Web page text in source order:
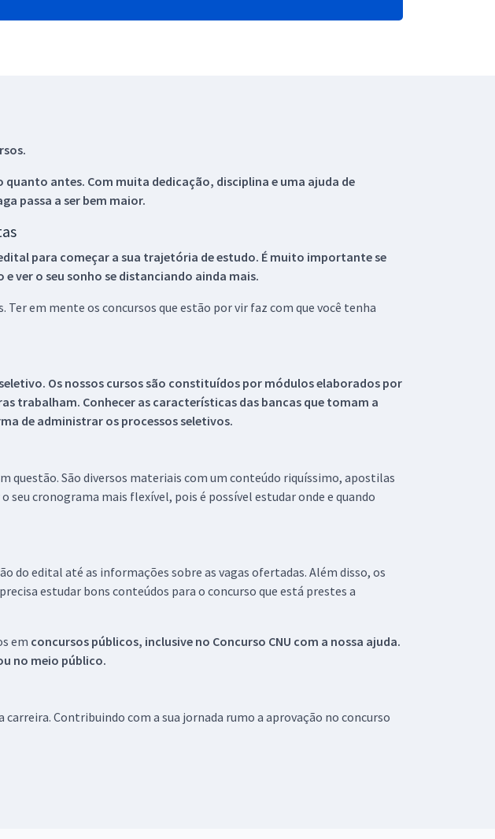
antes. Com muita dedicação, disciplina e uma ajuda de
passa a ser bem maior.
para começar a sua trajetória de estudo. É muito importante se
ver o seu sonho se distanciando ainda mais.
em mente os concursos que estão por vir faz com que você tenha
Os nossos cursos são constituídos por módulos elaborados por
trabalham. Conhecer as características das bancas que tomam a
de administrar os processos seletivos.
questão. São diversos materiais com um conteúdo riquíssimo, apostilas
cronograma mais flexível, pois é possível estudar onde e quando
do edital até as informações sobre as vagas ofertadas. Além disso, os
estudar bons conteúdos para o concurso que está prestes a
em concursos públicos, inclusive no Concurso CNU com a nossa ajuda.
no meio público.
Contribuindo com a sua jornada rumo a aprovação no concurso